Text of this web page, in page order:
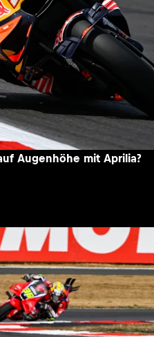
Augenhöhe mit Aprilia?